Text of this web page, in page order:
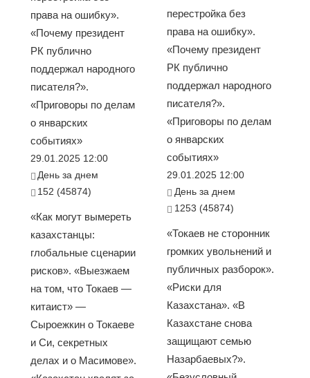
права на ошибку».
«Почему президент
РК публично
поддержал народного
писателя?».
«Приговоры по делам
о январских
событиях»
29.01.2025 12:00
День за днем
152 (45874)
«Как могут вымереть
казахстанцы:
глобальные сценарии
рисков». «Выезжаем
на том, что Токаев —
китаист» —
Сыроежкин о Токаеве
и Си, секретных
делах и о Масимове».
перестройка без
права на ошибку».
«Почему президент
РК публично
поддержал народного
писателя?».
«Приговоры по делам
о январских
событиях»
29.01.2025 12:00
День за днем
1253 (45874)
«Токаев не сторонник
громких увольнений и
публичных разборок».
«Риски для
Казахстана». «В
Казахстане снова
защищают семью
Назарбаевых?».